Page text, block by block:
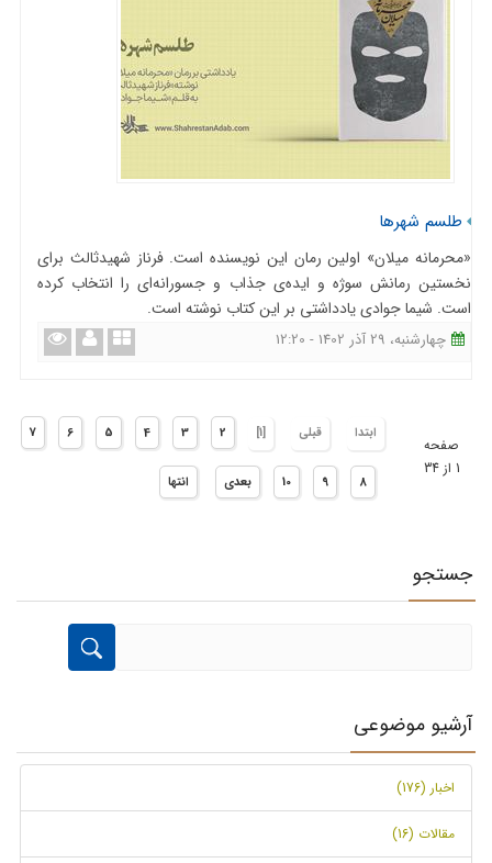
طلسم شهرها
«محرمانه میلان» اولین رمان این نویسنده است. فرناز شهیدثالث برای
نخستین رمانش سوژه و ایده‌ی جذاب و جسورانه‌ای را انتخاب کرده
است. شیما جوادی یادداشتی بر این کتاب نوشته است.
چهارشنبه، 29 آذر 1402 - 12:20
صفحه
1 از 34
ابتدا قبلی [1]
2
3
4
5
6
7
8
9
10 بعدی انتها
جستجو
آرشیو موضوعی
اخبار (176)
مقالات (16)